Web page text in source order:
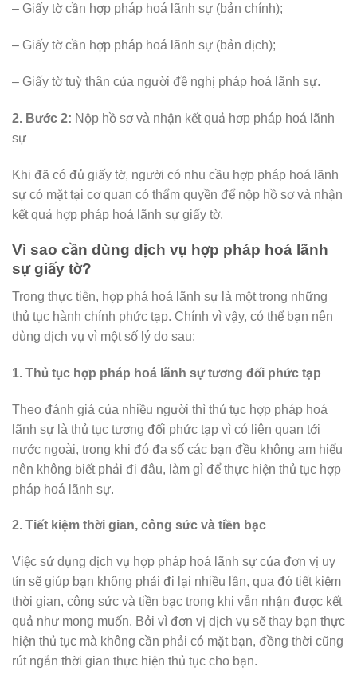
– Giấy tờ cần hợp pháp hoá lãnh sự (bản chính);
– Giấy tờ cần hợp pháp hoá lãnh sự (bản dịch);
– Giấy tờ tuỳ thân của người đề nghị pháp hoá lãnh sự.
2. Bước 2: Nộp hồ sơ và nhận kết quả hơp pháp hoá lãnh
sự
Khi đã có đủ giấy tờ, người có nhu cầu hợp pháp hoá lãnh
sự có mặt tại cơ quan có thẩm quyền để nộp hồ sơ và nhận
kết quả hợp pháp hoá lãnh sự giấy tờ.
Vì sao cần dùng dịch vụ hợp pháp hoá lãnh
sự giấy tờ?
Trong thực tiễn, hợp phá hoá lãnh sự là một trong những
thủ tục hành chính phức tạp. Chính vì vậy, có thể bạn nên
dùng dịch vụ vì một số lý do sau:
1. Thủ tục hợp pháp hoá lãnh sự tương đối phức tạp
Theo đánh giá của nhiều người thì thủ tục hợp pháp hoá
lãnh sự là thủ tục tương đối phức tạp vì có liên quan tới
nước ngoài, trong khi đó đa số các bạn đều không am hiểu
nên không biết phải đi đâu, làm gì để thực hiện thủ tục hợp
pháp hoá lãnh sự.
2. Tiết kiệm thời gian, công sức và tiền bạc
Việc sử dụng dịch vụ hợp pháp hoá lãnh sự của đơn vị uy
tín sẽ giúp bạn không phải đi lại nhiều lần, qua đó tiết kiệm
thời gian, công sức và tiền bạc trong khi vẫn nhận được kết
quả như mong muốn. Bởi vì đơn vị dịch vụ sẽ thay bạn thực
hiện thủ tục mà không cần phải có mặt bạn, đồng thời cũng
rút ngắn thời gian thực hiện thủ tục cho bạn.